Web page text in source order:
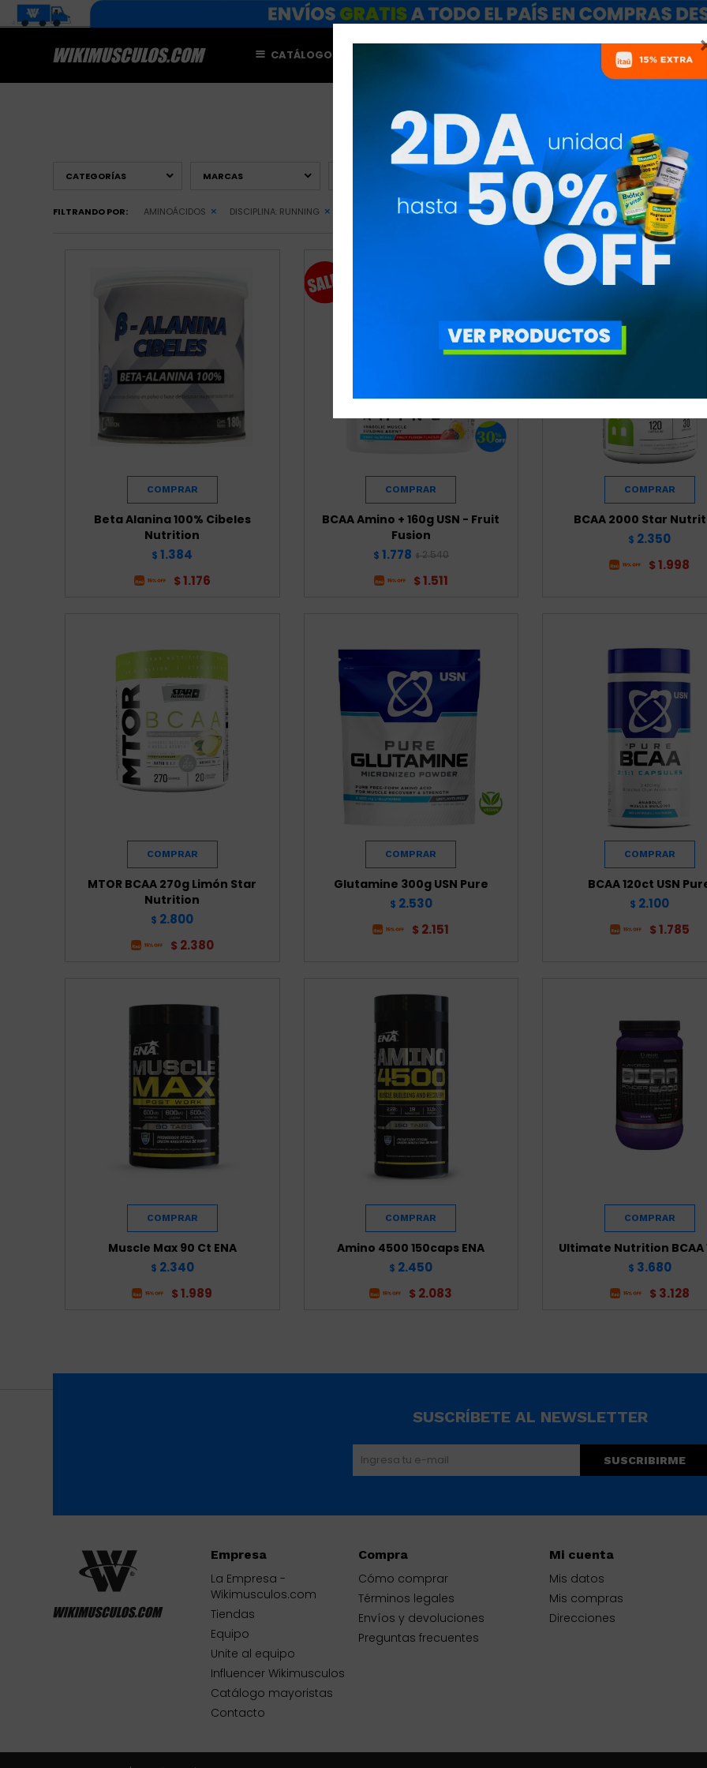
CATÁLOGO NUTRICIONISTAS
AMINOÁCIDOS - RUNNING
CATEGORÍAS MARCAS ESPECIALES DISCIPLINA
FILTRANDO POR: AMINOÁCIDOS DISCIPLINA: RUNNING QUITAR FILTROS
Beta Alanina 100% Cibeles
Nutrition
$ 1.384
$ 1.176
BCAA Amino + 160g USN - Fruit
Fusion
$ 1.778 $ 2.540
$ 1.511
BCAA 2000 Star
$ 2.350
$ 1.998
MTOR BCAA 270g Limón Star
Nutrition
$ 2.800
$ 2.380
Glutamine 300g USN Pure
$ 2.530
$ 2.151
BCAA 120ct USN
$ 2.100
$ 1.785
Muscle Max 90 Ct ENA
$ 2.340
$ 1.989
Amino 4500 150caps ENA
$ 2.450
$ 2.083
Ultimate Nutrition BCAA
$ 3.680
$ 3.128
Empresa
La Empresa -
Wikimusculos.com
Tiendas
Equipo
Unite al equipo
Influencer Wikimusculos
Catálogo mayoristas
Contacto
Compra
Cómo comprar
Términos legales
Envíos y devoluciones
Preguntas frecuentes
Mi cuenta
Mis datos
Mis compras
Direcciones
SUSCRÍBETE AL NEWSLETTER
SUSCRIBIRME